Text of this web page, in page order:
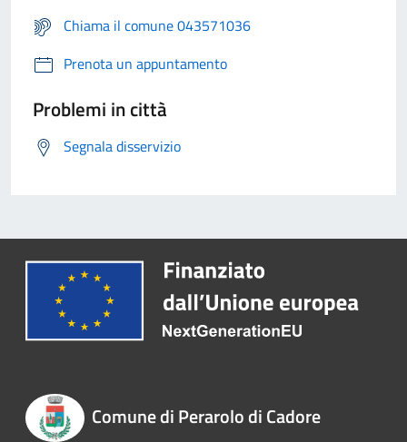
Chiama il comune 043571036
Prenota un appuntamento
Problemi in città
Segnala disservizio
Comune di Perarolo di Cadore